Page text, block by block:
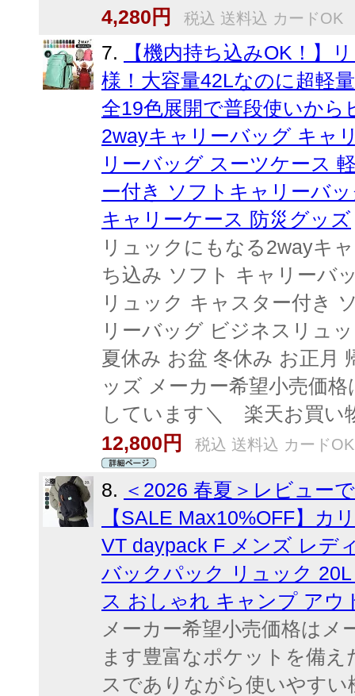
4,280円
税込 送料込 カードOK
7.
【機内持ち込みOK！】
様！大容量42Lなのに超軽
全19色展開で普段使いか
2wayキャリーバッグ キャ
リーバッグ スーツケース
ー付き ソフトキャリーバ
キャリーケース 防災グッズ
リュックにもなる2wayキ
ち込み ソフト キャリーバ
リュック キャスター付き
リーバッグ ビジネスリュ
夏休み お盆 冬休み お正月
ッズ メーカー希望小売価
しています＼ 楽天お買
12,800円
税込 送料込 カードOK
8. ＜2026 春夏＞レビュー
【SALE Max10%OFF】カ
VT daypack F メンズ レデ
バックパック リュック
ス おしゃれ キャンプ アウ
メーカー希望小売価格は
ます豊富なポケットを備
スでありながら使いやす